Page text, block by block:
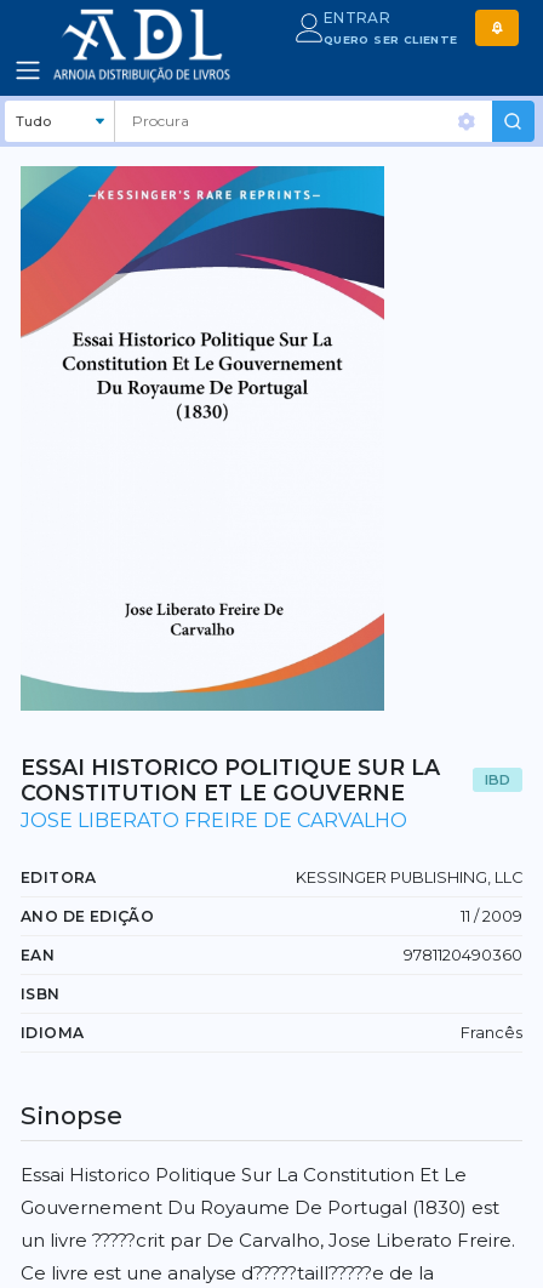
ENTRAR
QUERO SER CLIENTE
ESSAI HISTORICO POLITIQUE SUR LA
CONSTITUTION ET LE GOUVERNE
IBD
JOSE LIBERATO FREIRE DE CARVALHO
EDITORA KESSINGER PUBLISHING, LLC
ANO DE EDIÇÃO 11 / 2009
EAN 9781120490360
ISBN
IDIOMA Francês
Sinopse
Essai Historico Politique Sur La Constitution Et Le
Gouvernement Du Royaume De Portugal (1830) est
un livre ?????crit par De Carvalho, Jose Liberato Freire.
Ce livre est une analyse d?????taill?????e de la